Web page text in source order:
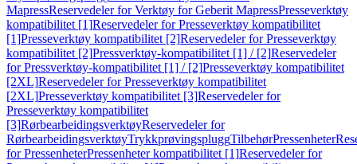
MapressReservedeler for Verktøy for Geberit MapressPresseverktøy
kompatibilitet [1]Reservedeler for Presseverktøy kompatibilitet
[1]Presseverktøy kompatibilitet [2]Reservedeler for Presseverktøy
kompatibilitet [2]Pressverktøy-kompatibilitet [1] / [2]Reservedeler
for Pressverktøy-kompatibilitet [1] / [2]Presseverktøy kompatibilitet
[2XL]Reservedeler for Presseverktøy kompatibilitet
[2XL]Presseverktøy kompatibilitet [3]Reservedeler for
Presseverktøy kompatibilitet
[3]RørbearbeidingsverktøyReservedeler for
RørbearbeidingsverktøyTrykkprøvingspluggTilbehørPressenheter
for PressenheterPressenheter kompatibilitet [1]Reservedeler for